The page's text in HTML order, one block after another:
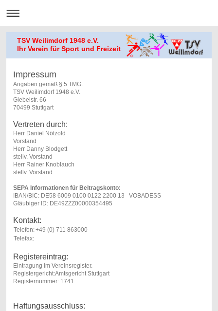
TSV Weilimdorf 1948 e.V.
Ihr Verein für Sport und Freizeit
Impressum
Angaben gemäß § 5 TMG:
TSV Weilimdorf 1948 e.V.
Giebelstr. 66
70499 Stuttgart
Vertreten durch:
Herr Daniel Nötzold
Vorstand
Herr Danny Blodgett
stellv. Vorstand
Herr Rainer Knoblauch
stellv. Vorstand
SEPA Informationen für Beitragskonto:
IBAN/BIC: DE58 6009 0100 0122 2200 13 VOBADESS
Gläubiger ID: DE49ZZZ00000354495
Kontakt:
Telefon:+49 (0) 711 863000
Telefax:
Registereintrag:
Eintragung im Vereinsregister.
Registergericht:Amtsgericht Stuttgart
Registernummer: 1741
Haftungsausschluss: